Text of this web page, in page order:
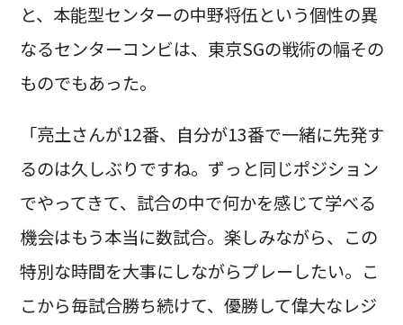
と、本能型センターの中野将伍という個性の異
なるセンターコンビは、東京SGの戦術の幅その
ものでもあった。
「亮土さんが12番、自分が13番で一緒に先発す
るのは久しぶりですね。ずっと同じポジション
でやってきて、試合の中で何かを感じて学べる
機会はもう本当に数試合。楽しみながら、この
特別な時間を大事にしながらプレーしたい。こ
こから毎試合勝ち続けて、優勝して偉大なレジ